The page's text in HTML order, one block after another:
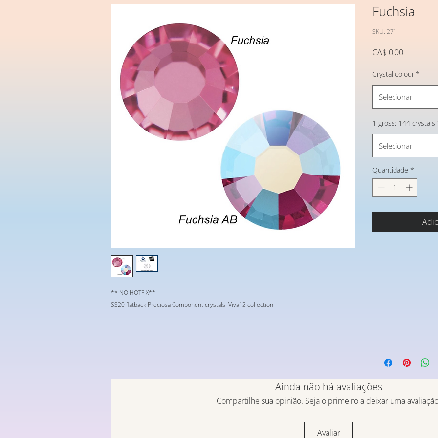
** NO HOTFIX**
SS20 flatback Preciosa Component crystals. Viva12 collection
Fuchsia
SKU: 271
CA$ 0,00Preço
Crystal colour *
Selecionar
1 gross: 144 crystals
Selecionar
Quantidade *
Ainda não há avaliações
Compartilhe sua opinião. Seja o primeiro a deixar uma
Avaliar